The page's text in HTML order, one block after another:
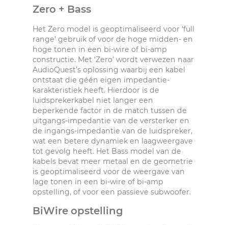
Zero + Bass
Het Zero model is geoptimaliseerd voor ‘full
range’ gebruik of voor de hoge midden- en
hoge tonen in een bi-wire of bi-amp
constructie. Met ‘Zero’ wordt verwezen naar
AudioQuest’s oplossing waarbij een kabel
ontstaat die géén eigen impedantie-
karakteristiek heeft. Hierdoor is de
luidsprekerkabel niet langer een
beperkende factor in de match tussen de
uitgangs-impedantie van de versterker en
de ingangs-impedantie van de luidspreker,
wat een betere dynamiek en laagweergave
tot gevolg heeft. Het Bass model van de
kabels bevat meer metaal en de geometrie
is geoptimaliseerd voor de weergave van
lage tonen in een bi-wire of bi-amp
opstelling, of voor een passieve subwoofer.
BiWire opstelling